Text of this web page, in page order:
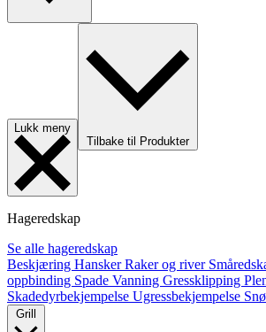
Lukk meny
Tilbake til Produkter
Hageredskap
Se alle hageredskap
Beskjæring HanskerRaker og river
oppbinding Spade Vanning Gressklipping
Skadedyrbekjempelse Ugressbekjempelse